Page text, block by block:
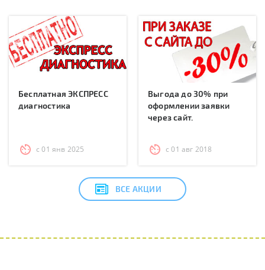
Бесплатная ЭКСПРЕСС
диагностика
с 01 янв 2025
Выгода до 30% при
оформлении заявки
через сайт.
с 01 авг 2018
ВСЕ АКЦИИ